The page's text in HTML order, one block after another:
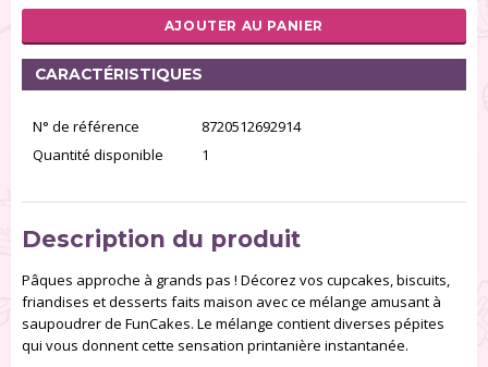
AJOUTER AU PANIER
CARACTÉRISTIQUES
N° de référence
8720512692914
Quantité disponible
1
Description du produit
Pâques approche à grands pas ! Décorez vos cupcakes, biscuits,
friandises et desserts faits maison avec ce mélange amusant à
saupoudrer de FunCakes. Le mélange contient diverses pépites
qui vous donnent cette sensation printanière instantanée.